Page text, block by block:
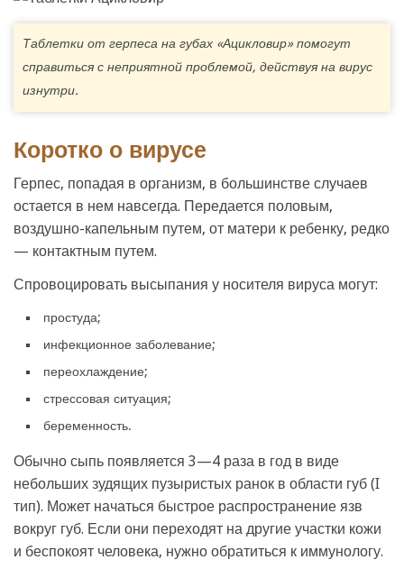
Таблетки от герпеса на губах «Ацикловир» помогут
справиться с неприятной проблемой, действуя на вирус
изнутри.
Коротко о вирусе
Герпес, попадая в организм, в большинстве случаев
остается в нем навсегда. Передается половым,
воздушно-капельным путем, от матери к ребенку, редко
— контактным путем.
Спровоцировать высыпания у носителя вируса могут:
простуда;
инфекционное заболевание;
переохлаждение;
стрессовая ситуация;
беременность.
Обычно сыпь появляется 3—4 раза в год в виде
небольших зудящих пузыристых ранок в области губ (I
тип). Может начаться быстрое распространение язв
вокруг губ. Если они переходят на другие участки кожи
и беспокоят человека, нужно обратиться к иммунологу.